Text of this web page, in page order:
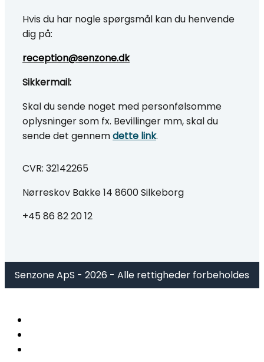
Hvis du har nogle spørgsmål kan du henvende
dig på:
reception@senzone.dk
Sikkermail:
Skal du sende noget med personfølsomme
oplysninger som fx. Bevillinger mm, skal du
sende det gennemdette link.
CVR: 32142265
Nørreskov Bakke 14 8600 Silkeborg
+45 86 82 20 12
Senzone ApS - 2026 - Alle rettigheder forbeholdes